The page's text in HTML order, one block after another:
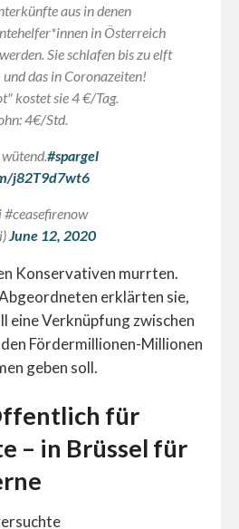
aus in denen
in Österreich
Sie schlafen bis zu elft
das in Coronazeiten!
kostet sie 4 €/Tag.
4€/Std.
#spargel
j82T9d7wt6
June 12, 2020
Konservativen murrten.
erklärten sie,
eine Verknüpfung zwischen
Fördermillionen-Millionen
geben soll.
für
– in Brüssel für